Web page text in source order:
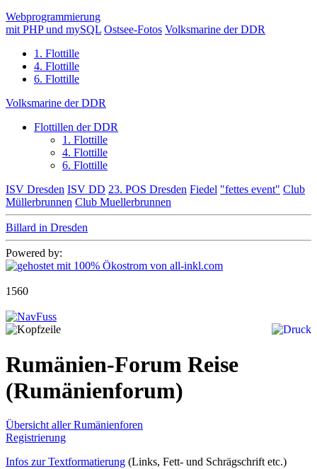
Webprogrammierung
mit PHP und mySQL Ostsee-Fotos Volksmarine der DDR
1. Flottille
4. Flottille
6. Flottille
Volksmarine der DDR
Flottillen der DDR
1. Flottille
4. Flottille
6. Flottille
ISV Dresden ISV DD 23. POS Dresden Fiedel "fettes event" Club
Müllerbrunnen Club Muellerbrunnen
Billard in Dresden
Powered by:
1560
Rumänien-Forum Reise
(Rumänienforum)
Übersicht aller Rumänienforen
Registrierung
Infos zur Textformatierung (Links, Fett- und Schrägschrift etc.)